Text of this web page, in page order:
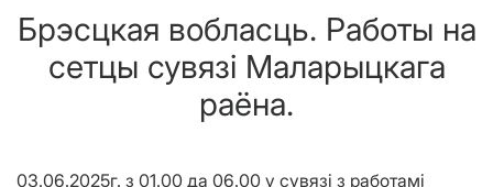
Брэсцкая вобласць. Работы на
сетцы сувязі Маларыцкага
раёна.
03.06.2025г. з 01.00 да 06.00 у сувязі з работамі